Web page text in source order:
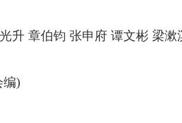
章伯钧 张申府 谭文彬 梁漱
编)